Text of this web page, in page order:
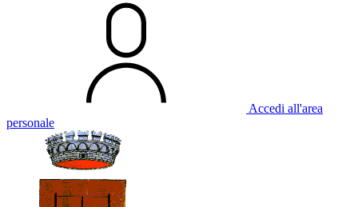
Accedi all'area
personale